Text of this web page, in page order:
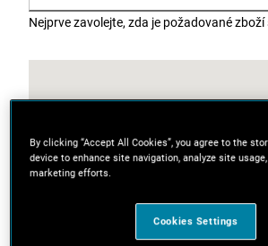
Nejprve zavolejte, zda je požadované zboží
By clicking “Accept All Cookies”, you agree to the
device to enhance site navigation, analyze site
marketing efforts.
Cookies Settings